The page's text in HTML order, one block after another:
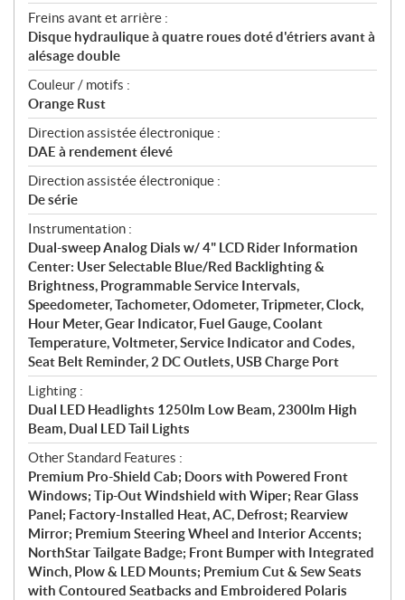
Freins avant et arrière :
Disque hydraulique à quatre roues doté d'étriers avant à
alésage double
Couleur / motifs :
Orange Rust
Direction assistée électronique :
DAE à rendement élevé
Direction assistée électronique :
De série
Instrumentation :
Dual-sweep Analog Dials w/ 4" LCD Rider Information
Center: User Selectable Blue/Red Backlighting &
Brightness, Programmable Service Intervals,
Speedometer, Tachometer, Odometer, Tripmeter, Clock,
Hour Meter, Gear Indicator, Fuel Gauge, Coolant
Temperature, Voltmeter, Service Indicator and Codes,
Seat Belt Reminder, 2 DC Outlets, USB Charge Port
Lighting :
Dual LED Headlights 1250lm Low Beam, 2300lm High
Beam, Dual LED Tail Lights
Other Standard Features :
Premium Pro-Shield Cab; Doors with Powered Front
Windows; Tip-Out Windshield with Wiper; Rear Glass
Panel; Factory-Installed Heat, AC, Defrost; Rearview
Mirror; Premium Steering Wheel and Interior Accents;
NorthStar Tailgate Badge; Front Bumper with Integrated
Winch, Plow & LED Mounts; Premium Cut & Sew Seats
with Contoured Seatbacks and Embroidered Polaris